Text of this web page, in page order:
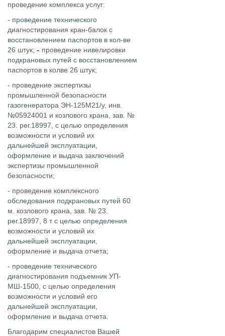
проведение комплекса услуг:
- проведение технического
диагностирования кран-балок с
восстановлением паспортов в кол-ве
26 штук;
проведение нивелировки
подкрановых путей с восстановлением
паспортов в колве 26 штук;
- проведение экспертизы
промышленной безопасности
газогенератора ЭН-125М21/у, инв.
№05924001 и козлового крана, зав. №
23. рег.18997, с целью определения
возможности и условий их
дальнейшей эксплуатации,
оформление и выдача заключений
экспертизы промышленной
безопасности;
- проведение комплексного
обследования подкрановых путей 60
м. козлового крана, зав. № 23.
рег.18997, 8 т с целью определения
возможности и условий их
дальнейшей эксплуатации,
оформление и выдача отчета;
- проведение технического
диагностирования подъемник УП-
МШ-1500, с целью определения
возможности и условий его
дальнейшей эксплуатации,
оформление и выдача отчета.
Благодарим специалистов Вашей